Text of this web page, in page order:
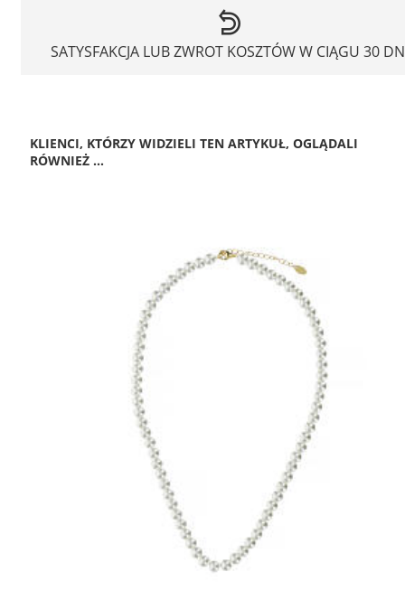
SATYSFAKCJA LUB ZWROT KOSZTÓW W CIĄGU 30
KLIENCI, KTÓRZY WIDZIELI TEN ARTYKUŁ, OGLĄDALI
RÓWNIEŻ ...